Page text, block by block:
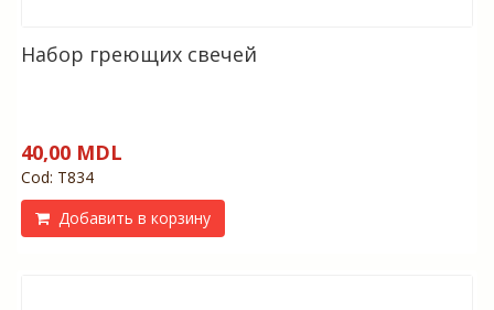
Набор греющих свечей
40,00 MDL
Cod: Т834
Добавить в корзину